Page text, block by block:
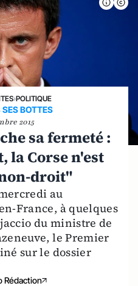
›POLITIQUE
BOTTES
2015
sa fermeté :
la Corse n'est
droit"
au
France, à quelques
du ministre de
le Premier
sur le dossier
Rédaction